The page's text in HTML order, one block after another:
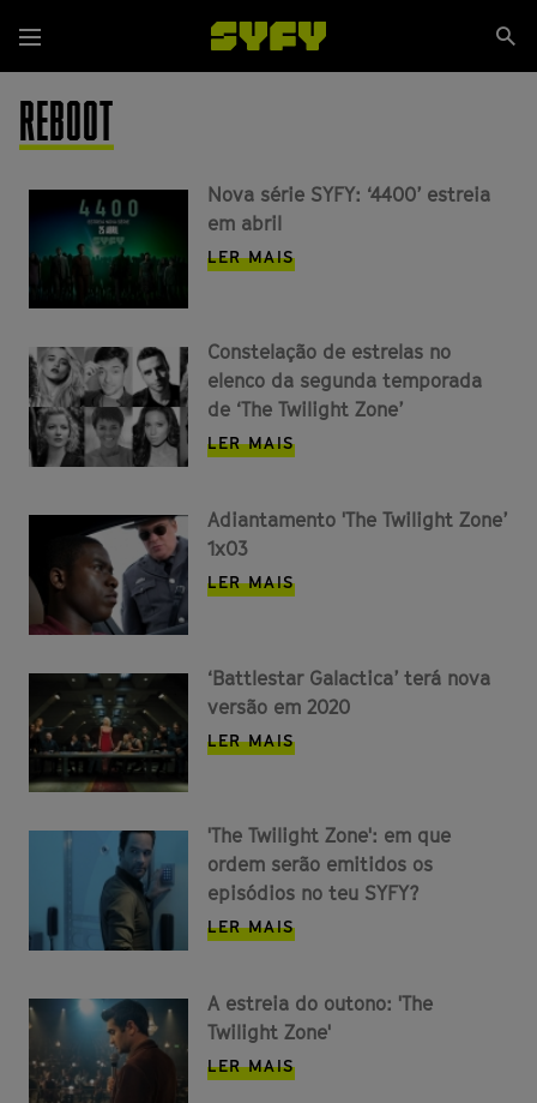
para
o
conteúdo
principal
Menu
REBOOT
Nova série SYFY: ‘4400’ estreia
em abril
LER MAIS
Constelação de estrelas no
elenco da segunda temporada
de ‘The Twilight Zone’
LER MAIS
Adiantamento 'The Twilight Zone’
1x03
LER MAIS
‘Battlestar Galactica’ terá nova
versão em 2020
LER MAIS
'The Twilight Zone': em que
ordem serão emitidos os
episódios no teu SYFY?
LER MAIS
A estreia do outono: 'The
Twilight Zone'
LER MAIS